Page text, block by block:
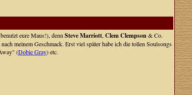
eure Maus!), denn Steve Marriott, Clem Clempson& Co.
meinem Geschmack. Erst viel später habe ich die tollen Soulsongs
(Dobie Gray) etc.